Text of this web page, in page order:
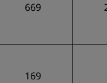
669
169